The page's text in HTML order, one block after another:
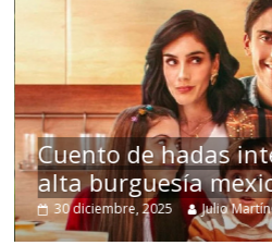
Cuento de hadas
alta burguesía
30 diciembre, 2025 Julio